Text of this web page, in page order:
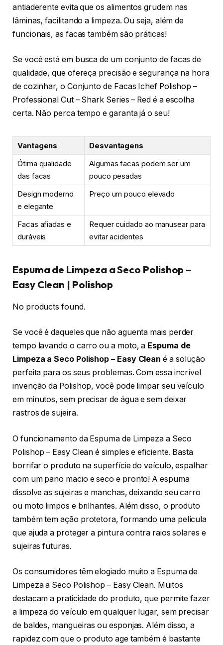
antiaderente evita que os alimentos grudem nas
lâminas, facilitando a limpeza. Ou seja, além de
funcionais, as facas também são práticas!
Se você está em busca de um conjunto de facas de
qualidade, que ofereça precisão e segurança na hora
de cozinhar, o Conjunto de Facas Ichef Polishop –
Professional Cut – Shark Series – Red é a escolha
certa. Não perca tempo e garanta já o seu!
Vantagens
Desvantagens
Ótima qualidade
das facas
Algumas facas podem ser um
pouco pesadas
Design moderno
e elegante
Preço um pouco elevado
Facas afiadas e
duráveis
Requer cuidado ao manusear para
evitar acidentes
Espuma de Limpeza a Seco Polishop –
Easy Clean | Polishop
No products found.
Se você é daqueles que não aguenta mais perder
tempo lavando o carro ou a moto, a Espuma de
Limpeza a Seco Polishop – Easy Clean é a solução
perfeita para os seus problemas. Com essa incrível
invenção da Polishop, você pode limpar seu veículo
em minutos, sem precisar de água e sem deixar
rastros de sujeira.
O funcionamento da Espuma de Limpeza a Seco
Polishop – Easy Clean é simples e eficiente. Basta
borrifar o produto na superfície do veículo, espalhar
com um pano macio e seco e pronto! A espuma
dissolve as sujeiras e manchas, deixando seu carro
ou moto limpos e brilhantes. Além disso, o produto
também tem ação protetora, formando uma película
que ajuda a proteger a pintura contra raios solares e
sujeiras futuras.
Os consumidores têm elogiado muito a Espuma de
Limpeza a Seco Polishop – Easy Clean. Muitos
destacam a praticidade do produto, que permite fazer
a limpeza do veículo em qualquer lugar, sem precisar
de baldes, mangueiras ou esponjas. Além disso, a
rapidez com que o produto age também é bastante